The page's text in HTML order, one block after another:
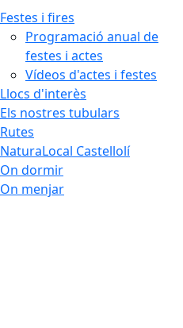
Festes i fires
Programació anual de
festes i actes
Vídeos d'actes i festes
Llocs d'interès
Els nostres tubulars
Rutes
NaturaLocal Castellolí
On dormir
On menjar